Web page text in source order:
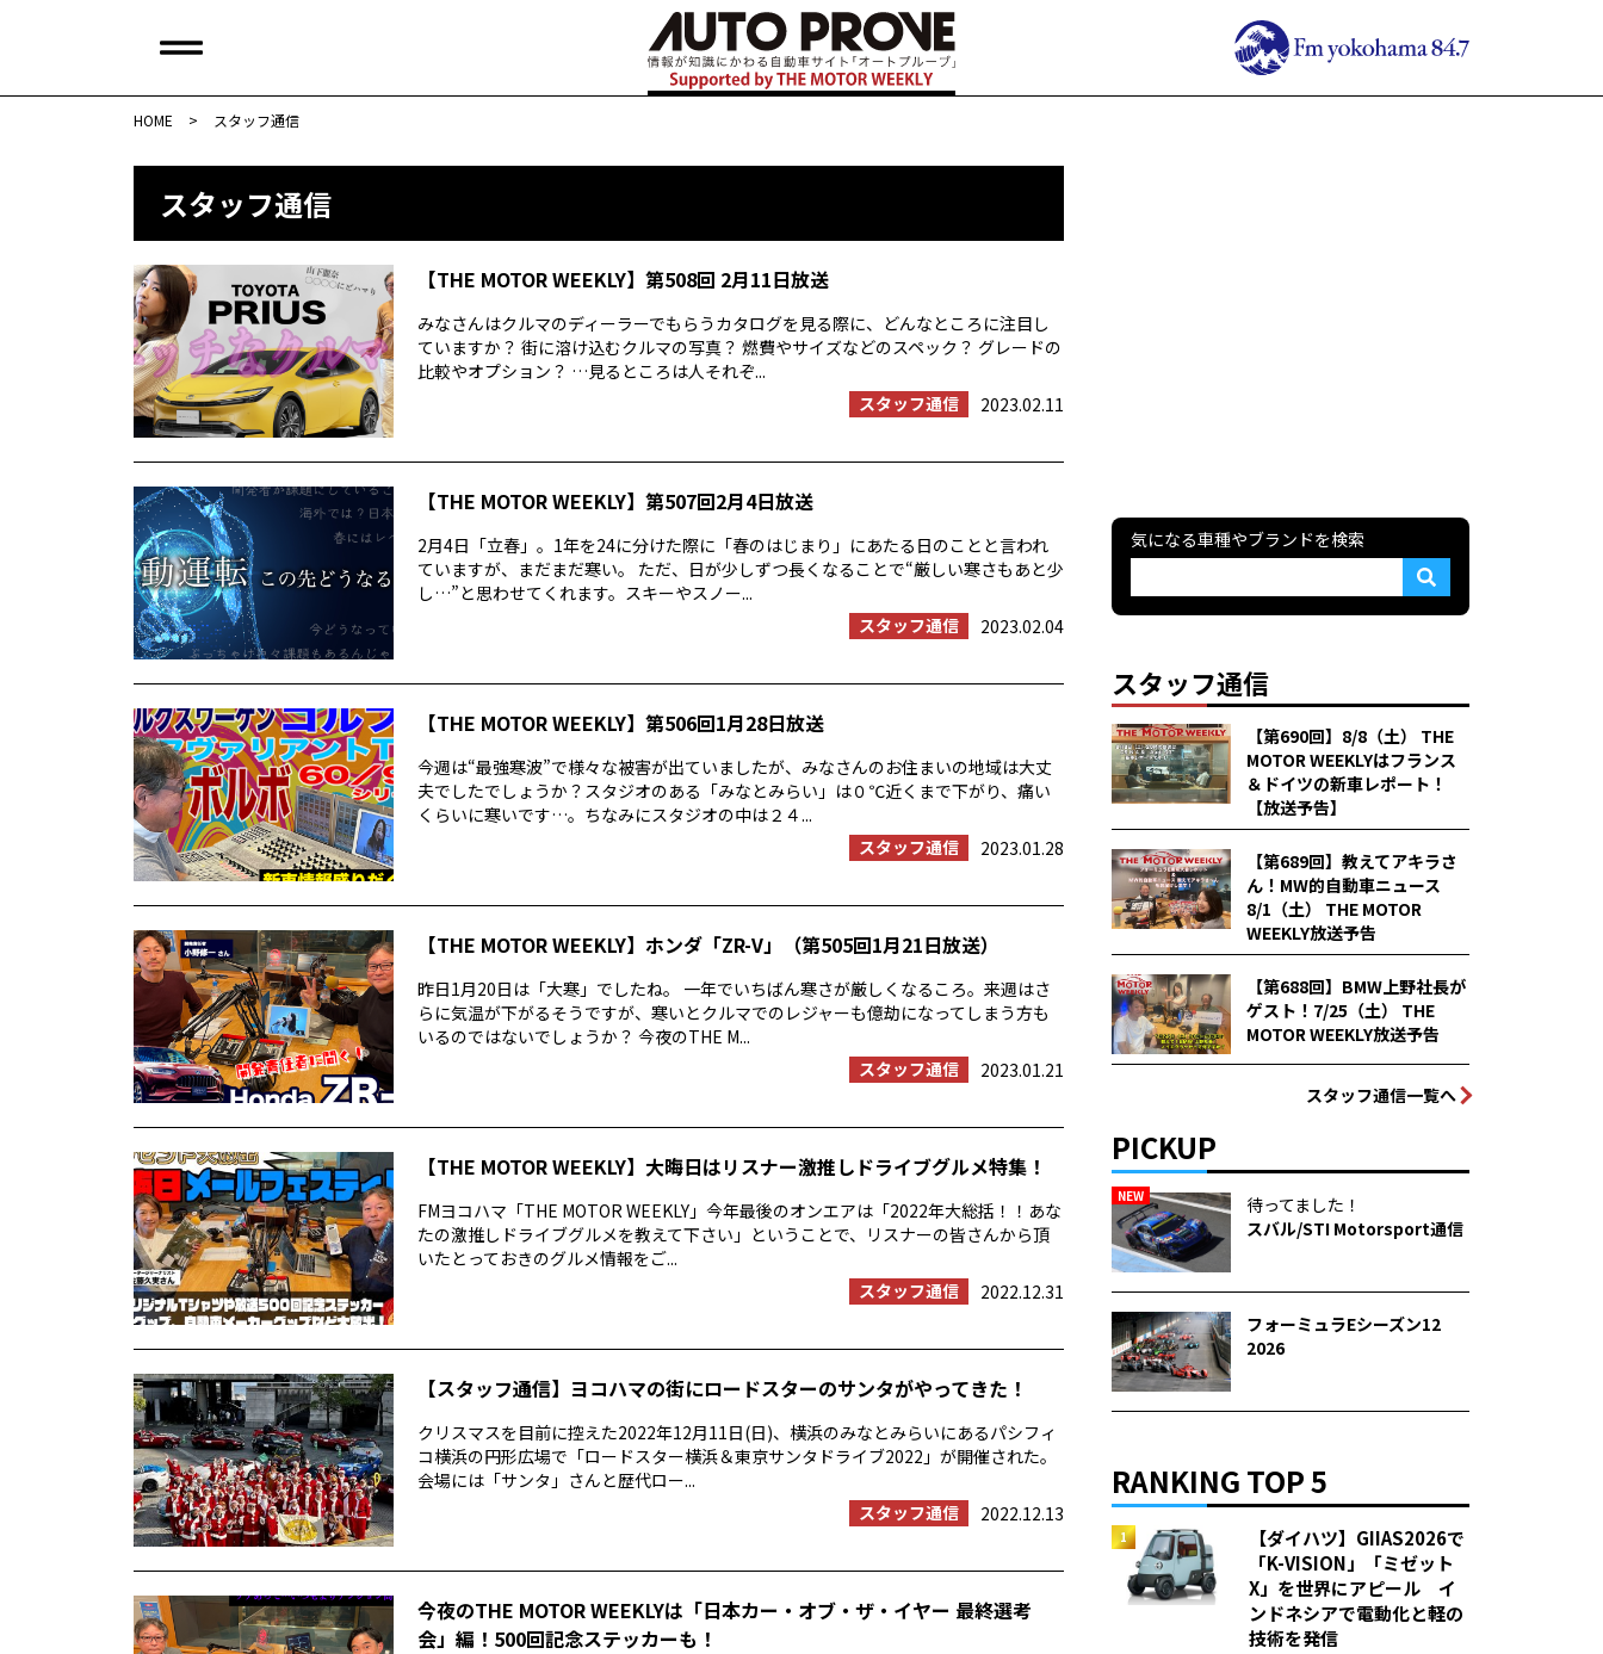
HOME > スタッフ通信
スタッフ通信
【THE MOTOR WEEKLY】第508回 2月11日放送
みなさんはクルマのディーラーでもらうカタログを見る際に、どんなところに注目し
ていますか？ 街に溶け込むクルマの写真？ 燃費やサイズなどのスペック？ グレードの
比較やオプション？ …見るところは人それぞ...
スタッフ通信
2023.02.11
【THE MOTOR WEEKLY】第507回2月4日放送
2月4日「立春」。1年を24に分けた際に「春のはじまり」にあたる日のことと言われ
ていますが、まだまだ寒い。 ただ、日が少しずつ長くなることで“厳しい寒さもあと少
し…”と思わせてくれます。スキーやスノー...
スタッフ通信
2023.02.04
【THE MOTOR WEEKLY】第506回1月28日放送
今週は“最強寒波”で様々な被害が出ていましたが、みなさんのお住まいの地域は大丈
夫でしたでしょうか？スタジオのある「みなとみらい」は０℃近くまで下がり、痛い
くらいに寒いです…。ちなみにスタジオの中は２４...
スタッフ通信
2023.01.28
【THE MOTOR WEEKLY】ホンダ「ZR-V」（第505回1月21日放送）
昨日1月20日は「大寒」でしたね。 一年でいちばん寒さが厳しくなるころ。来週はさ
らに気温が下がるそうですが、寒いとクルマでのレジャーも億劫になってしまう方も
いるのではないでしょうか？ 今夜のTHE M...
スタッフ通信
2023.01.21
【THE MOTOR WEEKLY】大晦日はリスナー激推しドライブグルメ特集！
FMヨコハマ「THE MOTOR WEEKLY」今年最後のオンエアは「2022年大総括！！あな
たの激推しドライブグルメを教えて下さい」ということで、リスナーの皆さんから頂
いたとっておきのグルメ情報をご...
スタッフ通信
2022.12.31
【スタッフ通信】ヨコハマの街にロードスターのサンタがやってきた！
クリスマスを目前に控えた2022年12月11日(日)、横浜のみなとみらいにあるパシフィ
コ横浜の円形広場で「ロードスター横浜＆東京サンタドライブ2022」が開催された。
会場には「サンタ」さんと歴代ロー...
スタッフ通信
2022.12.13
今夜のTHE MOTOR WEEKLYは「日本カー・オブ・ザ・イヤー 最終選考
会」編！500回記念ステッカーも！
気になる車種やブランドを検索
スタッフ通信
【第690回】8/8（土） THE
MOTOR WEEKLYはフランス
＆ドイツの新車レポート！
【放送予告】
【第689回】教えてアキラさ
ん！MW的自動車ニュース
8/1（土） THE MOTOR
WEEKLY放送予告
【第688回】BMW上野社長が
ゲスト！7/25（土） THE
MOTOR WEEKLY放送予告
スタッフ通信一覧へ
PICKUP
NEW
待ってました！
スバル/STI Motorsport通信
フォーミュラEシーズン12
2026
RANKING TOP 5
【ダイハツ】GIIAS2026で
「K-VISION」「ミゼット
X」を世界にアピール イ
ンドネシアで電動化と軽の
技術を発信